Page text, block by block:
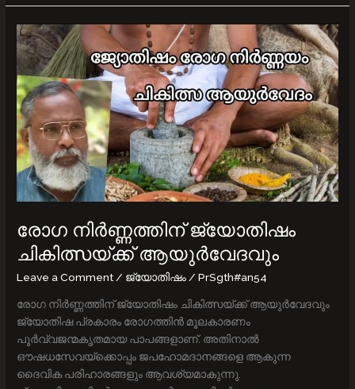
രോഗ നിർണ്ണത്തിന് ജ്യോതിഷം
ചികിത്സയ്ക്ക് ആയുർവേദവും
Leave a Comment / ജ്യോതിഷം /PrSgth#an54
രോഗ നിർണ്ണത്തിന് ജ്യോതിഷം ചികിത്സയ്ക്ക് ആയുർവേദവും
ജ്യോതിഷ പ്രകാരം രോഗത്തിന്‍ മൂലകാരണം
പൂര്‍വ്വജന്മകൃതമായ പാപങ്ങളാണ്. അതിനാല്‍
ഔഷധസേവയ്ക്കൊപ്പം ജപഹോമദാനങ്ങളെ ആകുന്ന
ദൈവിക പരിഹാരങ്ങളും ആവശ്യമാകുന്നു.
രോഗ
നിർണ്ണത്തിന്
ജ്യോതിഷം
ചികിത്സയ്ക്ക്
ആയുർവേദവും